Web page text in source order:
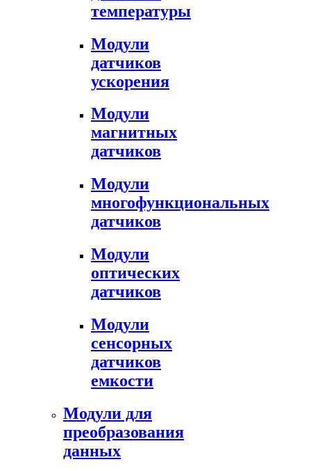
температуры
Модули
датчиков
ускорения
Модули
магнитных
датчиков
Модули
многофункциональных
датчиков
Модули
оптических
датчиков
Модули
сенсорных
датчиков
емкости
Модули для
преобразования
данных